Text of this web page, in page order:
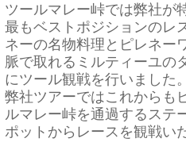
ツールマレー峠では弊社が
最もベストポジションのレ
ネーの名物料理とピレネー
脈で取れるミルティーユの
にツール観戦を行いました。
弊社ツアーではこれからも
ルマレー峠を通過するステ
ポットからレースを観戦い